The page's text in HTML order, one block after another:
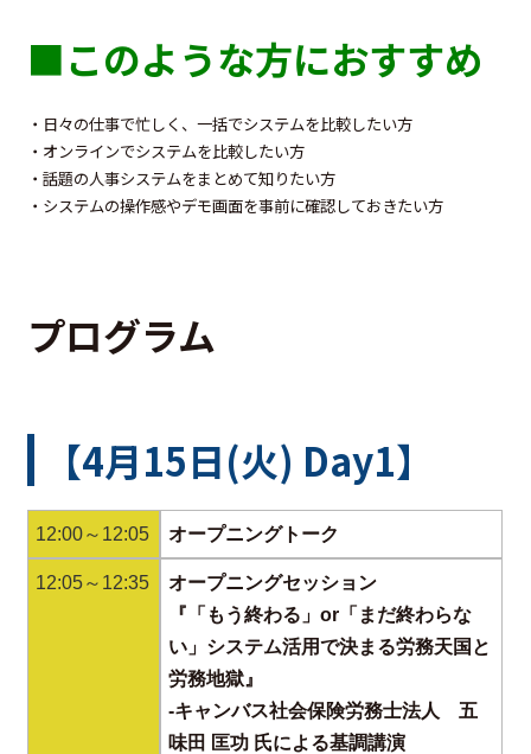
■このような方におすすめ
・日々の仕事で忙しく、一括でシステムを比較したい方
・オンラインでシステムを比較したい方
・話題の人事システムをまとめて知りたい方
・システムの操作感やデモ画面を事前に確認しておきたい方
プログラム
【4月15日(火) Day1】
12:00～12:05 オープニングトーク
12:05～12:35
オープニングセッション
『「もう終わる」or「まだ終わらな
い」システム活用で決まる労務天国と
労務地獄』
‐キャンバス社会保険労務士法人 五
味田 匡功 氏による基調講演